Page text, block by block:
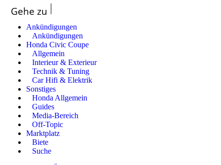
Gehe zu
Ankündigungen
Ankündigungen
Honda Civic Coupe
Allgemein
Interieur & Exterieur
Technik & Tuning
Car Hifi & Elektrik
Sonstiges
Honda Allgemein
Guides
Media-Bereich
Off-Topic
Marktplatz
Biete
Suche